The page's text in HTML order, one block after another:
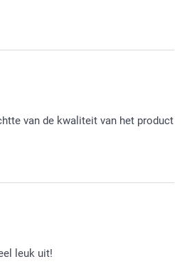
lezen.
bestelling!
van de kwaliteit van het product
feedback. Het is goed om
van het zigzag kaartje
verwachtte. We doen ons
altijd vast te houden.
leuk uit!